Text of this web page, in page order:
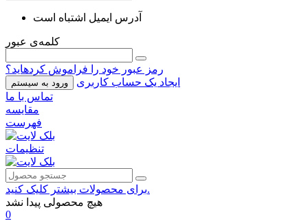
آدرس ایمیل اشتباه است
کلمه‌ی عبور
رمز عبور خود را فراموش کردهاید؟
ورود به سیستم
ایجاد یک حساب کاربری
تماس با ما
مقایسه
فهرست
تنظیمات
برای محصولات بیشتر کلیک کنید.
هیچ محصولی پیدا نشد
0